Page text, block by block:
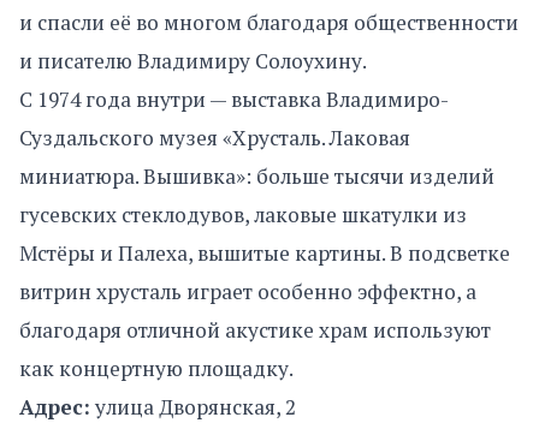
и спасли её во многом благодаря общественности
и писателю Владимиру Солоухину.
С 1974 года внутри — выставка Владимиро-
Суздальского музея «Хрусталь. Лаковая
миниатюра. Вышивка»: больше тысячи изделий
гусевских стеклодувов, лаковые шкатулки из
Мстёры и Палеха, вышитые картины. В подсветке
витрин хрусталь играет особенно эффектно, а
благодаря отличной акустике храм используют
как концертную площадку.
Адрес: улица Дворянская, 2